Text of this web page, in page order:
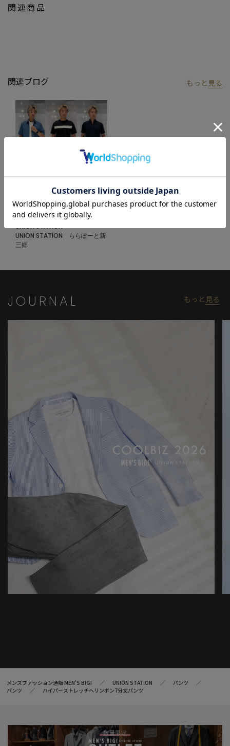
に自分に合ったおしゃれを楽しめる、きれいめカジュアルアイテ
肩ひじを張らずに自分に合ったおしゃれを楽しめる、きれいめス
タイルを提案します。
私たちは服を通してみなさまの心が明るくなったりワクワクした
り、ささやかな高揚感を感じていただけるような”おしゃれ着”を
お届けします。
【画像に関するご注意】
※商品の色味につきまして、お客様のお使いのPCのモニター環
境、設定により実際のカラーと画像の色味が違って見える場合が
御座います。予めご了承の上、ご注文下さい。
※屋外での撮影画像は光の加減で、実際の商品より明るく見える
場合が御座います。商品の色味は生地アップ・スタジオ撮影の画
関連商品
関連ブログ もっと 見る
2025.07.03
SALE 夏物特集
UNION STATION
UNION STATION ららぽーと新
三郷
JOURNAL もっと 見る
メンズファッション通販 MEN'S BIGI UNION STATION
パンツ
パンツ
ハイパーストレッチヘリンボン7分丈パンツ